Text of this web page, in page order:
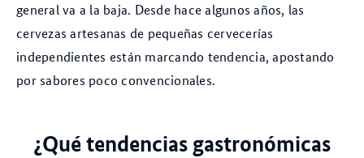
general va a la baja. Desde hace algunos años, las
cervezas artesanas de pequeñas cervecerías
independientes están marcando tendencia, apostando
por sabores poco convencionales.
¿Qué tendencias gastronómicas